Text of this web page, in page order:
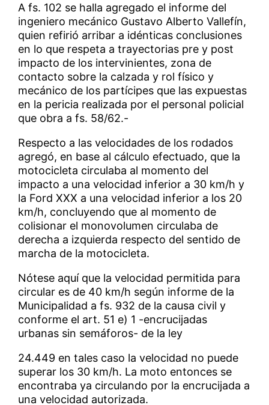
A fs. 102 se halla agregado el informe del
ingeniero mecánico Gustavo Alberto Vallefín,
quien refirió arribar a idénticas conclusiones
en lo que respeta a trayectorias pre y post
impacto de los intervinientes, zona de
contacto sobre la calzada y rol físico y
mecánico de los partícipes que las expuestas
en la pericia realizada por el personal policial
que obra a fs. 58/62.-
Respecto a las velocidades de los rodados
agregó, en base al cálculo efectuado, que la
motocicleta circulaba al momento del
impacto a una velocidad inferior a 30 km/h y
la Ford XXX a una velocidad inferior a los 20
km/h, concluyendo que al momento de
colisionar el monovolumen circulaba de
derecha a izquierda respecto del sentido de
marcha de la motocicleta.
Nótese aquí que la velocidad permitida para
circular es de 40 km/h según informe de la
Municipalidad a fs. 932 de la causa civil y
conforme el art. 51 e) 1 -encrucijadas
urbanas sin semáforos- de la ley
24.449 en tales caso la velocidad no puede
superar los 30 km/h. La moto entonces se
encontraba ya circulando por la encrucijada a
una velocidad autorizada.